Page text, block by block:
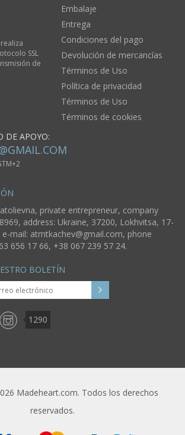
SSL
de
Embalaje
Entrega
Condiciones del pago
Devolución de mercancías
Términos de Uso
Política de privacidad
Términos de Uso
Términos de cookies
DE APOYO:
private entrepreneur, company
address: Ukraine, 37200, Lokhvitsa, 17-
mail: atmtkachev@gmail.com, phone
656 17 66, +38 067 239 57 24.
BOLETÍN
1290
Madeheart.com. Todos los derechos
reservados.